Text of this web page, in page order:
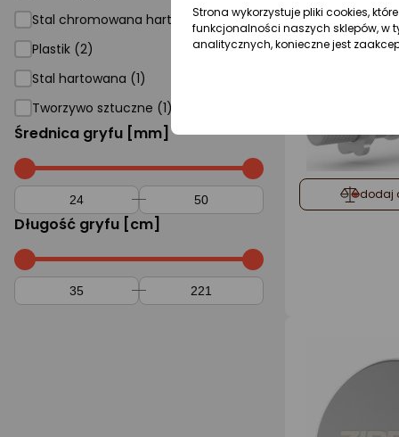
Stal chromowana hartowana (4)
Plastik (2)
Stal hartowana (1)
Tworzywo sztuczne (1)
Średnica gryfu [mm]
Długość gryfu [cm]
dodaj
Strona wykorzystuje pliki cookies,
funkcjonalności naszych sklepów, w
analitycznych, konieczne jest